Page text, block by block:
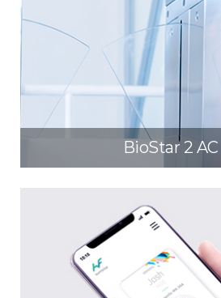
BioStar 2 AC